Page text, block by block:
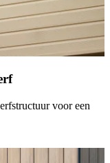
voor een